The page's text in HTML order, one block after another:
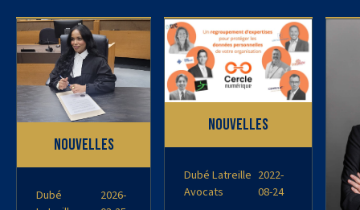
Nouvelles
Dubé
2026-
Nouvelles
Dubé Latreille
Avocats
2022-
08-24